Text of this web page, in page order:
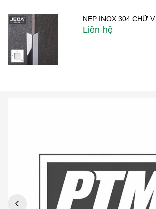
NẸP INOX 304 CHỮ V
Liên hệ